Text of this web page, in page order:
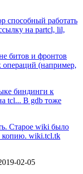
способный работать
на partcl, lil,
битов и фронтов
операций (например,
биндинги к
tcl... В gdb тоже
Старое wiki было
копию. wiki.tcl.tk
02-05